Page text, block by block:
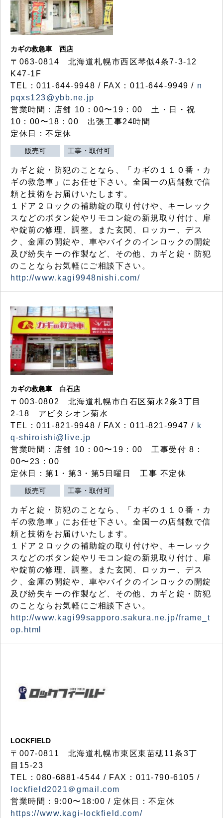
カギの救急車 西店
〒063-0814 北海道札幌市西区琴似4条7-3-12
K47-1F
TEL：011-644-9948 / FAX：011-644-9949 / n
pqxs123@ybb.ne.jp
営業時間：店舗 10：00〜19：00 土・日・祝
10：00〜18：00 出張工事24時間
定休日：不定休
販売可 工事・取付可
カギと錠・防犯のことなら、「カギの１１０番・カ
ギの救急車」にお任せ下さい。全国一の店舗数で信
頼と技術をお届けいたします。
１ドア２ロックの補助錠の取り付けや、キーレック
スなどのボタン錠やリモコン錠の新規取り付け、扉
や錠前の修理、調整。また玄関、ロッカー、デス
ク、金庫の開錠や、車やバイクのインロックの開錠
及び紛失キーの作製など、その他、カギと錠・防犯
のことならお気軽にご相談下さい。
http://www.kagi9948nishi.com/
カギの救急車 白石店
〒003-0802 北海道札幌市白石区菊水2条3丁目
2-18 アビタシオン菊水
TEL：011-821-9948 / FAX：011-821-9947 / k
q-shiroishi@live.jp
営業時間：店舗 10：00〜19：00 工事受付 8：
00〜23：00
定休日：第1・第3・第5日曜日 工事 不定休
販売可 工事・取付可
カギと錠・防犯のことなら、「カギの１１０番・カ
ギの救急車」にお任せ下さい。全国一の店舗数で信
頼と技術をお届けいたします。
１ドア２ロックの補助錠の取り付けや、キーレック
スなどのボタン錠やリモコン錠の新規取り付け、扉
や錠前の修理、調整。また玄関、ロッカー、デス
ク、金庫の開錠や、車やバイクのインロックの開錠
及び紛失キーの作製など、その他、カギと錠・防犯
のことならお気軽にご相談下さい。
http://www.kagi99sapporo.sakura.ne.jp/frame_t
op.html
LOCKFIELD
〒007-0811 北海道札幌市東区東苗穂11条3丁
目15-23
TEL：080-6881-4544 / FAX：011-790-6105 /
lockfield2021＠gmail.com
営業時間：9:00〜18:00 / 定休日：不定休
https://www.kagi-lockfield.com/